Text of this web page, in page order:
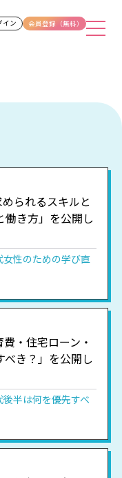
イン 会員登録（無料）
られるスキルと
き方」を公開し
性のための学び直
・住宅ローン・
き？」を公開し
半は何を優先すべ